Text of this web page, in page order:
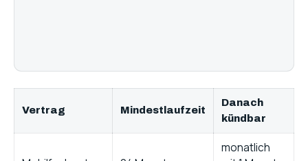
Vertrag Mindestlaufzeit
Danach
kündbar
monatlich